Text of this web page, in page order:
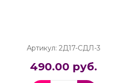
Артикул: 2Д17-СДЛ-3
490.00 руб.